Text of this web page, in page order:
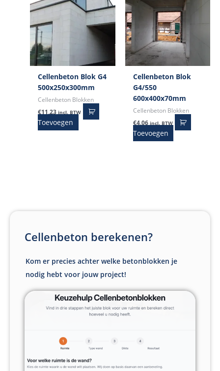
Cellenbeton Blok G4
500x250x300mm
Cellenbeton Blokken
€11,23 incl. BTW
Toevoegen
Cellenbeton Blok
G4/550
600x400x70mm
Cellenbeton Blokken
€4,06 incl. BTW
Toevoegen
Cellenbeton berekenen?
Kom er precies achter welke betonblokken je
nodig hebt voor jouw project!